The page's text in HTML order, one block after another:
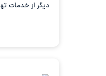
دیگر از خدمات